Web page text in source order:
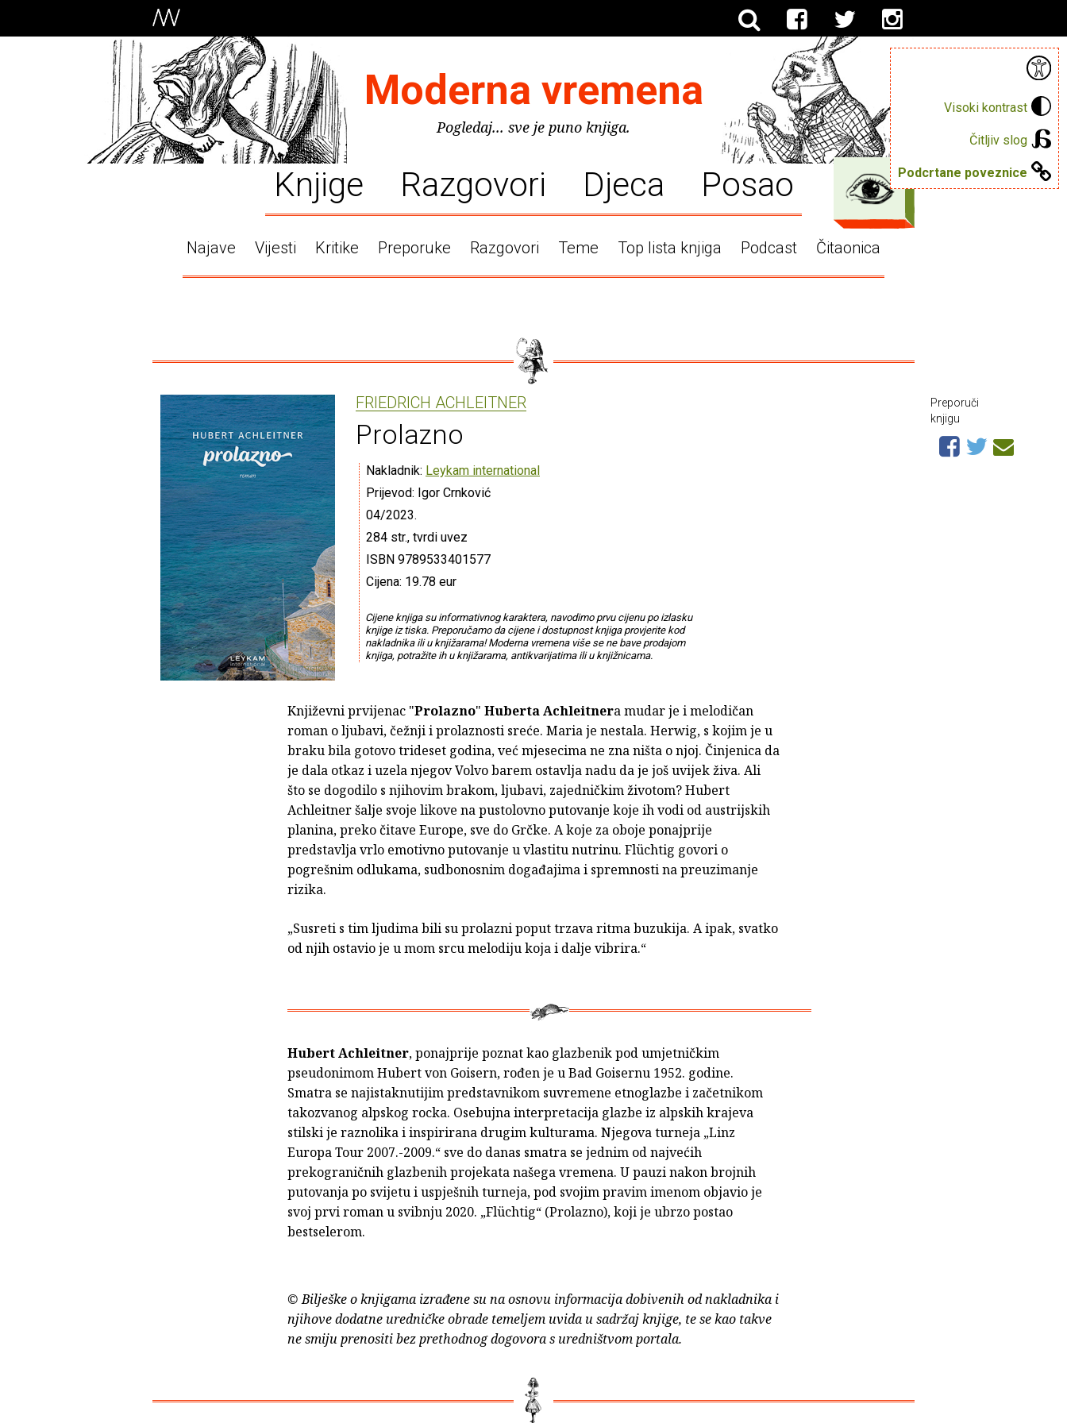
Visoki kontrast
Čitljiv slog
Podcrtane poveznice
Moderna vremena
Pogledaj... sve je puno knjiga.
Knjige Razgovori Djeca Posao
Najave Vijesti Kritike Preporuke Razgovori Teme Top lista knjiga Podcast Čitaonica
FRIEDRICH ACHLEITNER
Prolazno
Nakladnik: Leykam international
Prijevod: Igor Crnković
04/2023.
284 str., tvrdi uvez
ISBN 9789533401577
Cijena: 19.78 eur
Cijene knjiga su informativnog karaktera, navodimo prvu cijenu po izlasku
knjige iz tiska. Preporučamo da cijene i dostupnost knjiga provjerite kod
nakladnika ili u knjižarama! Moderna vremena više se ne bave prodajom
knjiga, potražite ih u knjižarama, antikvarijatima ili u knjižnicama.
Književni prvijenac "Prolazno" Huberta Achleitnera mudar je i melodičan
roman o ljubavi, čežnji i prolaznosti sreće. Maria je nestala. Herwig, s kojim je u
braku bila gotovo trideset godina, već mjesecima ne zna ništa o njoj. Činjenica da
je dala otkaz i uzela njegov Volvo barem ostavlja nadu da je još uvijek živa. Ali
što se dogodilo s njihovim brakom, ljubavi, zajedničkim životom? Hubert
Achleitner šalje svoje likove na pustolovno putovanje koje ih vodi od austrijskih
planina, preko čitave Europe, sve do Grčke. A koje za oboje ponajprije
predstavlja vrlo emotivno putovanje u vlastitu nutrinu. Flüchtig govori o
pogrešnim odlukama, sudbonosnim događajima i spremnosti na preuzimanje
rizika.
„Susreti s tim ljudima bili su prolazni poput trzava ritma buzukija. A ipak, svatko
od njih ostavio je u mom srcu melodiju koja i dalje vibrira.“
Hubert Achleitner, ponajprije poznat kao glazbenik pod umjetničkim
pseudonimom Hubert von Goisern, rođen je u Bad Goisernu 1952. godine.
Smatra se najistaknutijim predstavnikom suvremene etnoglazbe i začetnikom
takozvanog alpskog rocka. Osebujna interpretacija glazbe iz alpskih krajeva
stilski je raznolika i inspirirana drugim kulturama. Njegova turneja „Linz
Europa Tour 2007.-2009.“ sve do danas smatra se jednim od najvećih
prekograničnih glazbenih projekata našega vremena. U pauzi nakon brojnih
putovanja po svijetu i uspješnih turneja, pod svojim pravim imenom objavio je
svoj prvi roman u svibnju 2020. „Flüchtig“ (Prolazno), koji je ubrzo postao
bestselerom.
© Bilješke o knjigama izrađene su na osnovu informacija dobivenih od nakladnika i
njihove dodatne uredničke obrade temeljem uvida u sadržaj knjige, te se kao takve
ne smiju prenositi bez prethodnog dogovora s uredništvom portala.
Preporuči
knjigu